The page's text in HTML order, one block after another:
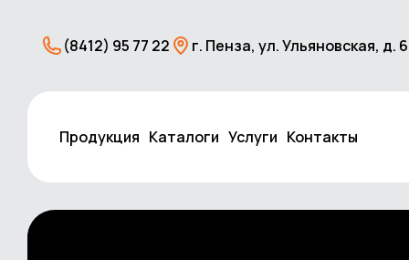
(8412) 95 77 22 г. Пенза, ул. Ульяновская, д.
Продукция Каталоги Услуги Контакты